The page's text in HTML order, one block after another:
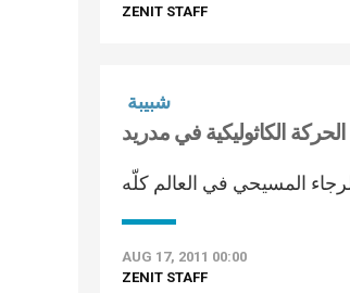
ZENIT STAFF
شبيبة
الكاثوليكية في مدريد
AUG 17, 2011 00:00
ZENIT STAFF